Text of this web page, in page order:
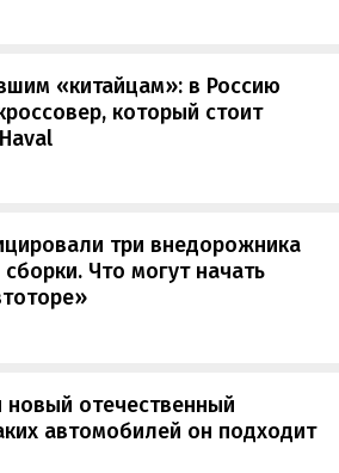
«китайцам»: в Россию
который стоит
три внедорожника
Что могут начать
новый отечественный
автомобилей он подходит